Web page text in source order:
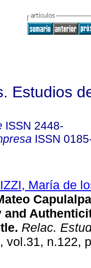
Estudios
ISSN 2448-
ISSN
María de
and
. Relac.
vol.31, n.122,